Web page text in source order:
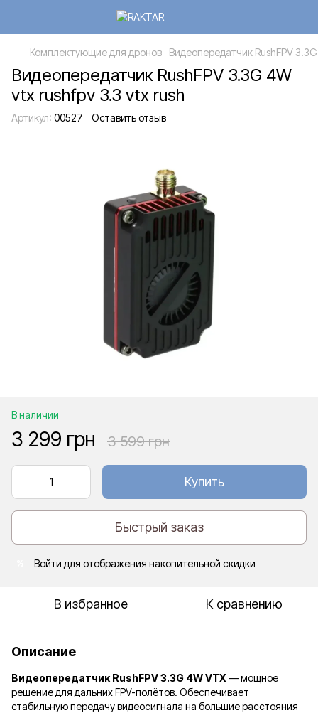
Комплектующие для дронов Видеопередатчик RushFPV
Видеопередатчик RushFPV 3.3G 4W
vtx rushfpv 3.3 vtx rush
Артикул: 00527 Оставить отзыв
В наличии
3 299 грн 3 599 грн
Купить
Быстрый заказ
Войти для отображения накопительной скидки
В избранное К сравнению
Описание
Видеопередатчик RushFPV 3.3G 4W VTX — мощное
решение для дальних FPV-полётов. Обеспечивает
стабильную передачу видеосигнала на большие расстояния